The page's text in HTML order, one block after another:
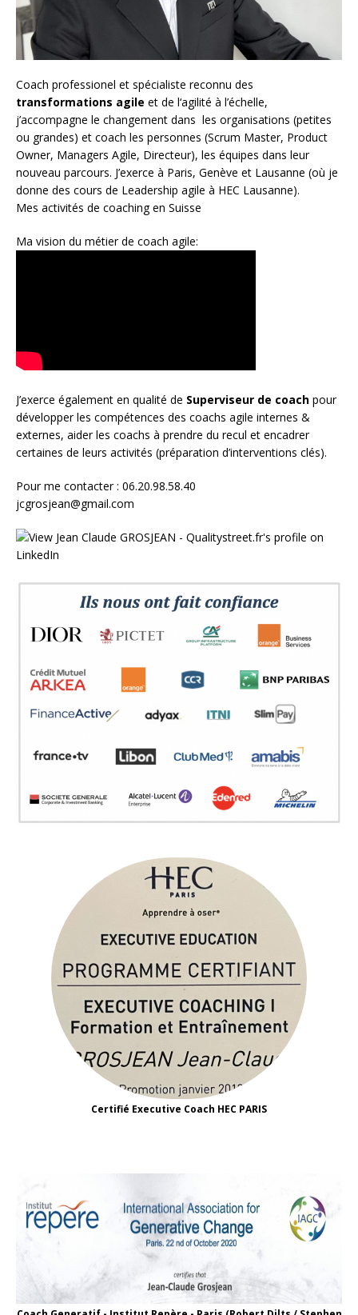
Coach professionel et spécialiste reconnu des
transformations agile et de l‘agilité à l’échelle,
j’accompagne le changement dans les organisations (petites
ou grandes) et coach les personnes (Scrum Master, Product
Owner, Managers Agile, Directeur), les équipes dans leur
nouveau parcours. J’exerce à Paris, Genève et Lausanne (où je
donne des cours de Leadership agile à HEC Lausanne).
Mes activités de coaching en Suisse
Ma vision du métier de coach agile:
J’exerce également en qualité de Superviseur de coach pour
développer les compétences des coachs agile internes &
externes, aider les coachs à prendre du recul et encadrer
certaines de leurs activités (préparation d’interventions clés).
Pour me contacter : 06.20.98.58.40
jcgrosjean@gmail.com
Certifié Executive Coach HEC PARIS